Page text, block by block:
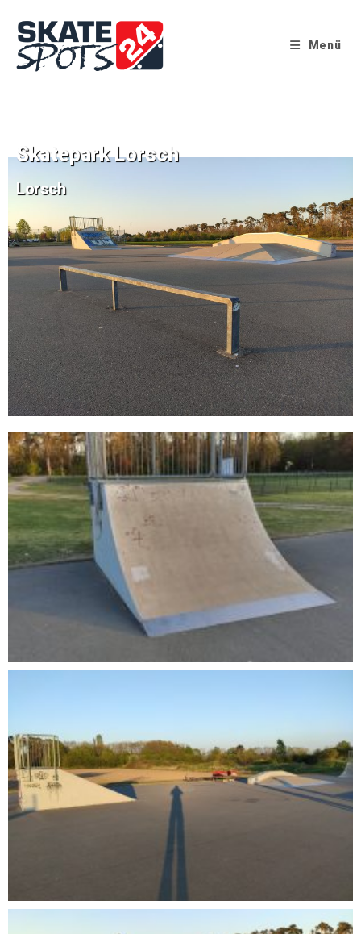
Menü
Skatepark Lorsch
Lorsch